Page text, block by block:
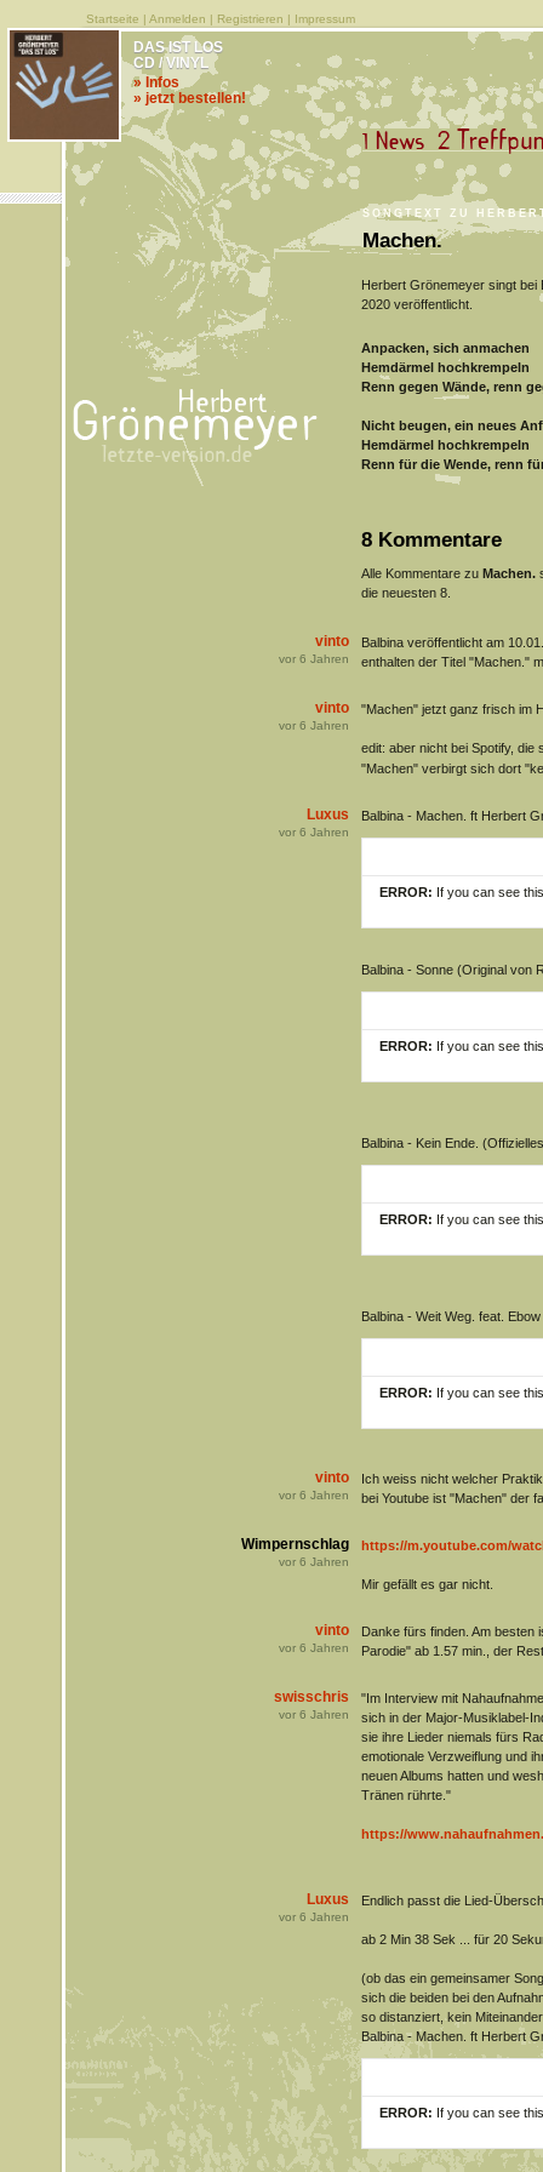
Startseite | Anmelden | Registrieren | Impressum
SONGTEXT ZU
Machen.
DAS IST LOS
CD / VINYL
» Infos
» jetzt bestellen!
Herbert Grönemeyer singt bei
2020 veröffentlicht.
Anpacken, sich anmachen
Hemdärmel hochkrempeln
Renn gegen Wände, renn
Nicht beugen, ein neues
Hemdärmel hochkrempeln
Renn für die Wende, renn
8 Kommentare
Alle Kommentare zu Machen.
die neuesten 8.
vinto
vor 6 Jahren
Balbina veröffentlicht am
enthalten der Titel "Machen."
vinto
vor 6 Jahren
"Machen" jetzt ganz frisch im
edit: aber nicht bei Spotify, die
"Machen" verbirgt sich dort
Luxus
vor 6 Jahren
Balbina - Machen. ft Herbert
ERROR: If you can see
Balbina - Sonne (Original von
ERROR: If you can see
Balbina - Kein Ende.
ERROR: If you can see
Balbina - Weit Weg. feat.
ERROR: If you can see
vinto
vor 6 Jahren
Ich weiss nicht welcher
bei Youtube ist "Machen" der
Wimpernschlag
vor 6 Jahren
https://m.youtube.com/
Mir gefällt es gar nicht.
vinto
vor 6 Jahren
Danke fürs finden. Am besten
Parodie" ab 1.57 min., der
swisschris
vor 6 Jahren
"Im Interview mit
sich in der Major-Musiklabel-
sie ihre Lieder niemals fürs
emotionale Verzweiflung und
neuen Albums hatten und
Tränen rührte."
https://
Luxus
vor 6 Jahren
Endlich passt die Lied-
ab 2 Min 38 Sek ... für 20
(ob das ein gemeinsamer
sich die beiden bei den
so distanziert, kein
Balbina - Machen. ft Herbert
ERROR: If you can see